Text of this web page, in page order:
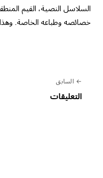
السلاسل النصية، القيم
خصائصه وطباعه الخاصة. وهذا
السابق
التعليقات